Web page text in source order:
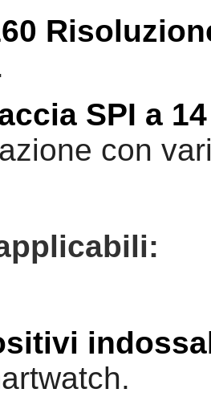
SPI a
con